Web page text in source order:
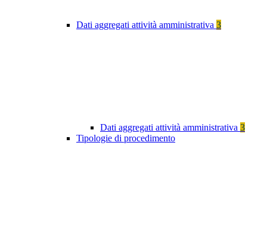
Dati aggregati attività amministrativa 3
Dati aggregati attività amministrativa 3
Tipologie di procedimento